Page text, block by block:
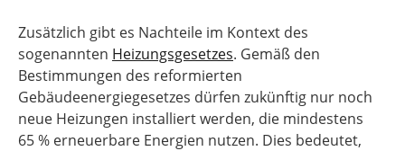
Zusätzlich gibt es Nachteile im Kontext des
sogenannten Heizungsgesetzes. Gemäß den
Bestimmungen des reformierten
Gebäudeenergiegesetzes dürfen zukünftig nur noch
neue Heizungen installiert werden, die mindestens
65 % erneuerbare Energien nutzen. Dies bedeutet,